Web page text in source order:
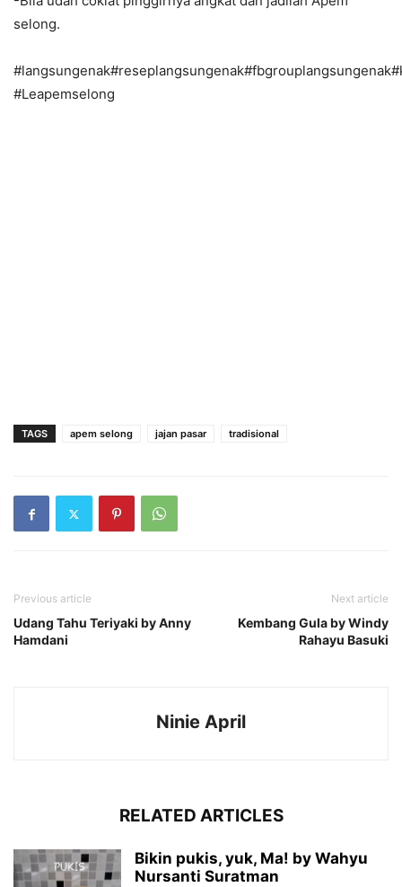
selong.
#Leapemselong
TAGS apem selong jajan pasar tradisional
Previous article
Udang Tahu Teriyaki by Anny
Hamdani
Next article
Kembang Gula by Windy
Rahayu Basuki
Ninie April
RELATED ARTICLES
Bikin pukis, yuk, Ma! by Wahyu
Nursanti Suratman